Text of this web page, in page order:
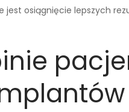
osiągnięcie lepszych